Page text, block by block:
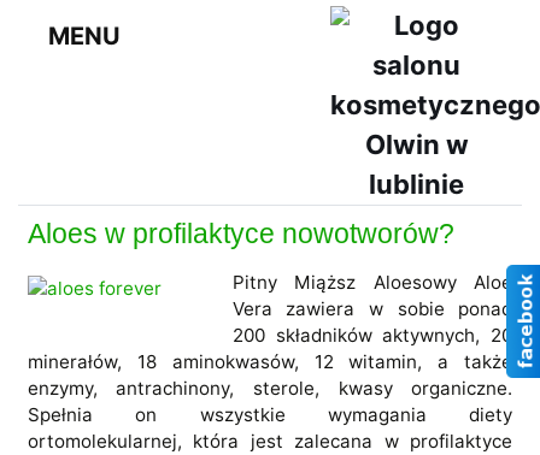
MENU
Aloes w profilaktyce nowotworów?
Pitny Miąższ Aloesowy Aloe
Vera zawiera w sobie ponad
200 składników aktywnych, 20
minerałów, 18 aminokwasów, 12 witamin, a także
enzymy, antrachinony, sterole, kwasy organiczne.
Spełnia on wszystkie wymagania diety
ortomolekularnej, która jest zalecana w profilaktyce